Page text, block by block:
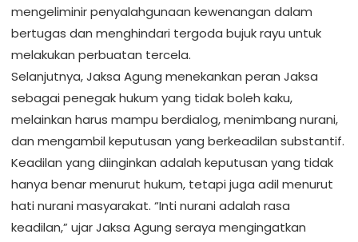
mengeliminir penyalahgunaan kewenangan dalam
bertugas dan menghindari tergoda bujuk rayu untuk
melakukan perbuatan tercela.
Selanjutnya, Jaksa Agung menekankan peran Jaksa
sebagai penegak hukum yang tidak boleh kaku,
melainkan harus mampu berdialog, menimbang nurani,
dan mengambil keputusan yang berkeadilan substantif.
Keadilan yang diinginkan adalah keputusan yang tidak
hanya benar menurut hukum, tetapi juga adil menurut
hati nurani masyarakat. “Inti nurani adalah rasa
keadilan,” ujar Jaksa Agung seraya mengingatkan